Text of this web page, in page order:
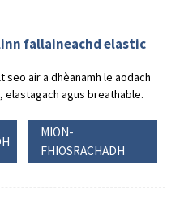
fallaineachd elastic
seo air a dhèanamh le aodach
elastagach agus breathable.
MION-
FHIOSRACHADH